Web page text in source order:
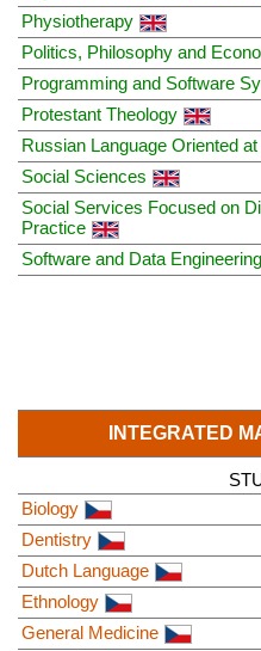
Physiotherapy
Politics, Philosophy and
Programming and Software
Protestant Theology
Russian Language Oriented
Social Sciences
Social Services Focused on
Practice
Software and Data Engineering
INTEGRATED
Biology
Dentistry
Dutch Language
Ethnology
General Medicine